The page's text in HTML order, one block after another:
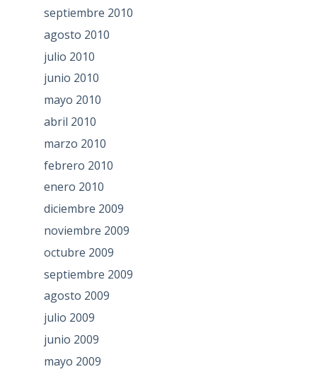
septiembre 2010
agosto 2010
julio 2010
junio 2010
mayo 2010
abril 2010
marzo 2010
febrero 2010
enero 2010
diciembre 2009
noviembre 2009
octubre 2009
septiembre 2009
agosto 2009
julio 2009
junio 2009
mayo 2009